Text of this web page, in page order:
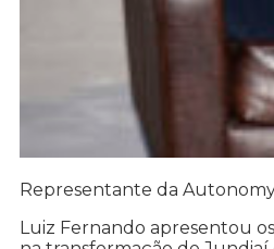
Representante da
Luiz Fernando apresentou